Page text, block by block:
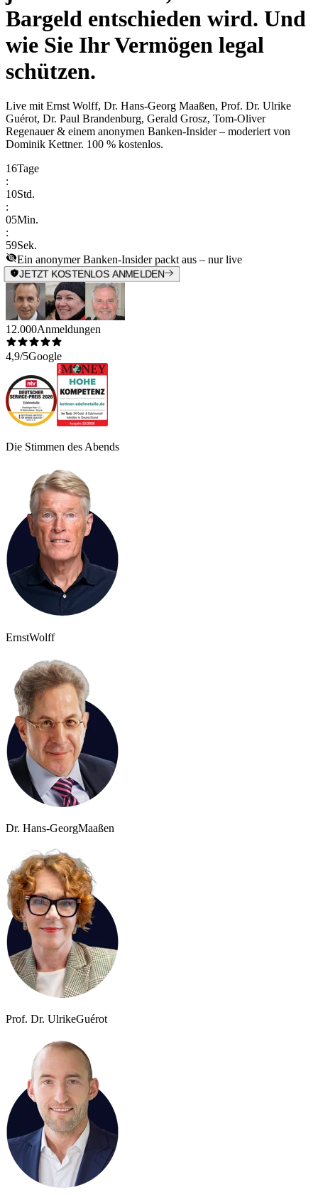
Bargeld entschieden wird. Und
wie Sie Ihr Vermögen legal
schützen.
Live mit Ernst Wolff, Dr. Hans-Georg Maaßen, Prof. Dr. Ulrike
Guérot, Dr. Paul Brandenburg, Gerald Grosz, Tom-Oliver
Regenauer & einem anonymen Banken-Insider– moderiert von
Dominik Kettner. 100 % kostenlos.
16Tage
:
10Std.
:
05Min.
:
59Sek.
Ein anonymer Banken-Insider packt aus – nur live
JETZT KOSTENLOS ANMELDEN
12.000Anmeldungen
4,9/5Google
Die Stimmen des Abends
ErnstWolff
Dr. Hans-GeorgMaaßen
Prof. Dr. UlrikeGuérot